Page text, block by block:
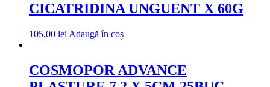
CICATRIDINA UNGUENT X 60G
105,00 lei Adaugă în coș
COSMOPOR ADVANCE